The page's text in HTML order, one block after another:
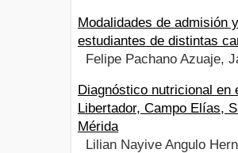
Modalidades de admisión
estudiantes de distintas
Felipe Pachano Azuaje,
Diagnóstico nutricional
Libertador, Campo Elías,
Mérida
Lilian Nayive Angulo